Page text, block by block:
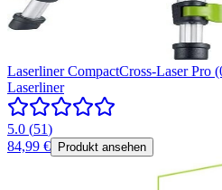
Laserliner CompactCross-Laser Pro
Laserliner
5.0 (51)
84,99 €
Produkt ansehen